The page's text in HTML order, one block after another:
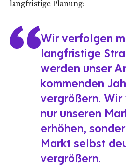
langfristige Planung:
Wir verfolgen
langfristige
werden unser
kommenden
vergrößern.
nur unseren
erhöhen,
Markt selbst
vergrößern.